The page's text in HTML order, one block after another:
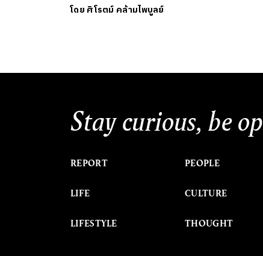
โดย ศิโรตม์ คล้ามไพบูลย์
Stay curious, be
REPORT
LIFE
LIFESTYLE
PEOPLE
CULTURE
THOUGHT